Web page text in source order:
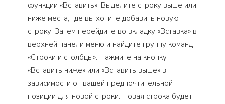
функции «Вставить». Выделите строку выше или
ниже места, где вы хотите добавить новую
строку. Затем перейдите во вкладку «Вставка» в
верхней панели меню и найдите группу команд
«Строки и столбцы». Нажмите на кнопку
«Вставить ниже» или «Вставить выше» в
зависимости от вашей предпочтительной
позиции для новой строки. Новая строка будет